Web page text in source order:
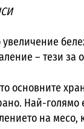
– тези за
основните
Най-голямо
на месо,